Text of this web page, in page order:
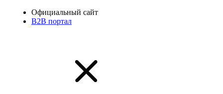
Официальный сайт
B2B портал